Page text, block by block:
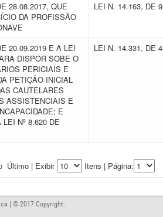
28.08.2017, QUE
DA PROFISSÃO
LEI N. 14.163, DE
20.09.2019 E A LEI
DISPOR SOBE O
PERICIAIS E
PETIÇÃO INICIAL
CAUTELARES
ASSISTENCIAIS E
E
Nº 8.620 DE
LEI N. 14.331, DE
Último | Exibir Itens | Página:
| © 2017 Copyright.